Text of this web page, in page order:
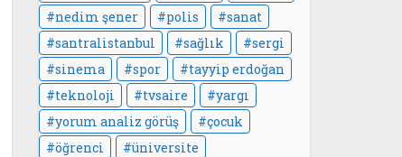
nedim şener
polis
sanat
santralistanbul
sağlık
sergi
sinema
spor
tayyip erdoğan
teknoloji
tvsaire
yargı
yorum analiz görüş
çocuk
öğrenci
üniversite